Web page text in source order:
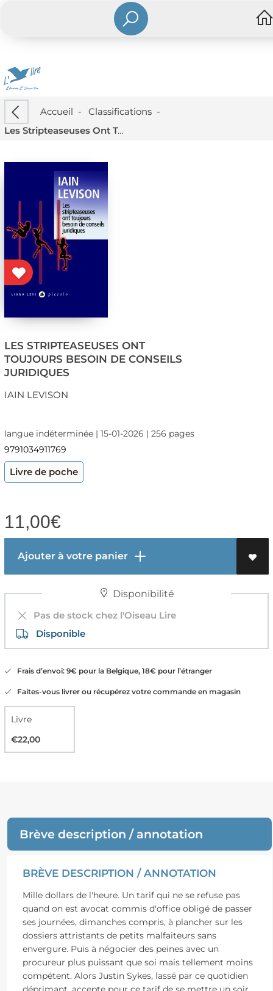
Accueil - Classifications-
Les Stripteaseuses Ont Toujours Besoin De Conseils Juridiques
LES STRIPTEASEUSES ONT
TOUJOURS BESOIN DE CONSEILS
JURIDIQUES
IAIN LEVISON
langue indéterminée | 15-01-2026 | 256 pages
9791034911769
Livre de poche
11,00€
Ajouter à votre panier
Disponibilité
Pas de stock chez l'Oiseau Lire
Disponible
Frais d’envoi: 9€ pour la Belgique, 18€ pour l’étranger
Faites-vous livrer ou récupérez votre commande en magasin
Livre
€22,00
Brève description / annotation
BRÈVE DESCRIPTION / ANNOTATION
Mille dollars de l'heure. Un tarif qui ne se refuse pas
quand on est avocat commis d'office obligé de passer
ses journées, dimanches compris, à plancher sur les
dossiers attristants de petits malfaiteurs sans
envergure. Puis à négocier des peines avec un
procureur plus puissant que soi mais tellement moins
compétent. Alors Justin Sykes, lassé par ce quotidien